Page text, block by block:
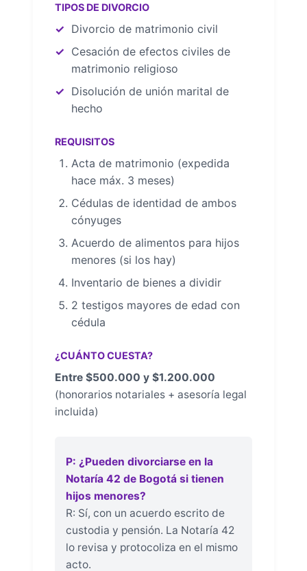
TIPOS DE DIVORCIO
Divorcio de matrimonio civil
Cesación de efectos civiles de
matrimonio religioso
Disolución de unión marital de
hecho
REQUISITOS
Acta de matrimonio (expedida
hace máx. 3 meses)
Cédulas de identidad de ambos
cónyuges
Acuerdo de alimentos para hijos
menores (si los hay)
Inventario de bienes a dividir
2 testigos mayores de edad con
cédula
¿CUÁNTO CUESTA?
Entre $500.000 y $1.200.000
(honorarios notariales + asesoría legal
incluida)
P: ¿Pueden divorciarse en la
Notaría 42 de Bogotá si tienen
hijos menores?
R: Sí, con un acuerdo escrito de
custodia y pensión. La Notaría 42
lo revisa y protocoliza en el mismo
acto.